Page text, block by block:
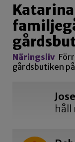
Näringsliv
gårdsbutiken
håll